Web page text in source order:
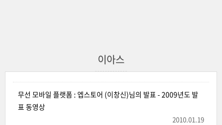
이아스
무선 모바일 플랫폼 : 엡스토어 (이창신)님의 발표 - 2009년도 발
표 동영상
2010.01.19